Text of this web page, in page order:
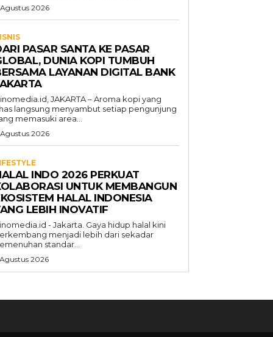
2026
PASAR SANTA KE PASAR
DUNIA KOPI TUMBUH
LAYANAN DIGITAL BANK
JAKARTA – Aroma kopi yang
langsung menyambut setiap pengunjung
memasuki area...
2026
INDO 2026 PERKUAT
UNTUK MEMBANGUN
HALAL INDONESIA
LEBIH INOVATIF
- Jakarta. Gaya hidup halal kini
menjadi lebih dari sekadar
standar...
2026